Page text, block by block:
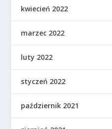
kwiecień 2022
marzec 2022
luty 2022
styczeń 2022
październik 2021